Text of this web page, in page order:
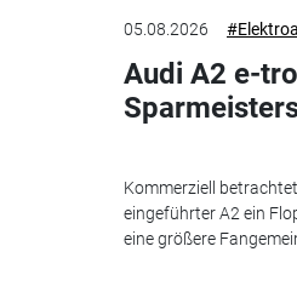
05.08.2026
Audi A2 e-
Kommerziell
eingeführter A2 ein
eine größere